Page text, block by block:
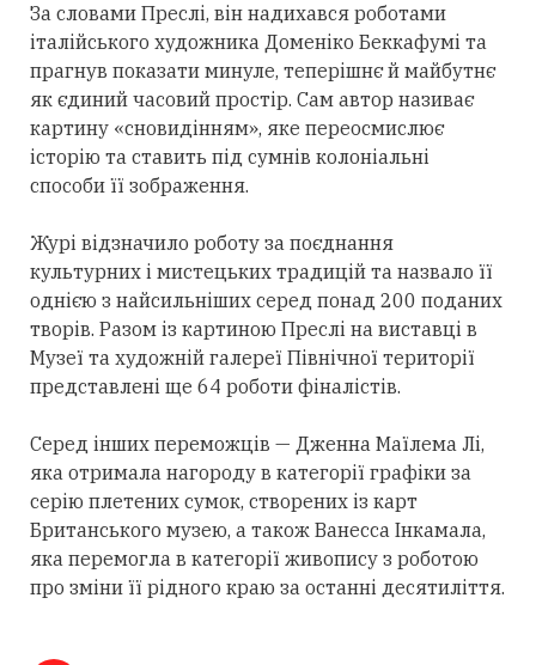
За словами Преслі, він надихався роботами
італійського художника Доменіко Беккафумі та
прагнув показати минуле, теперішнє й майбутнє
як єдиний часовий простір. Сам автор називає
картину «сновидінням», яке переосмислює
історію та ставить під сумнів колоніальні
способи її зображення.
Журі відзначило роботу за поєднання
культурних і мистецьких традицій та назвало її
однією з найсильніших серед понад 200 поданих
творів. Разом із картиною Преслі на виставці в
Музеї та художній галереї Північної території
представлені ще 64 роботи фіналістів.
Серед інших переможців — Дженна Маїлема Лі,
яка отримала нагороду в категорії графіки за
серію плетених сумок, створених із карт
Британського музею, а також Ванесса Інкамала,
яка перемогла в категорії живопису з роботою
про зміни її рідного краю за останні десятиліття.